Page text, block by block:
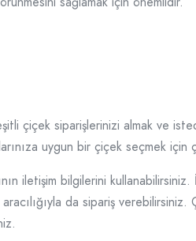
çiçek siparişlerinizi almak ve
uygun bir çiçek seçmek
iletişim bilgilerini
da sipariş